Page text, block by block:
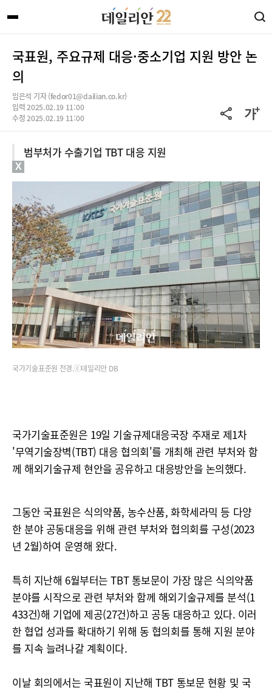
국표원, 주요규제 대응·중소기업 지원 방안 논
의
임은석 기자 (fedor01@dailian.co.kr)
입력 2025.02.19 11:00
수정 2025.02.19 11:00
범부처가 수출기업 TBT 대응 지원
국가기술표준원 전경.ⓒ데일리안 DB
국가기술표준원은 19일 기술규제대응국장 주재로 제1차
'무역기술장벽(TBT) 대응 협의회'를 개최해 관련 부처와 함
께 해외기술규제 현안을 공유하고 대응방안을 논의했다.
그동안 국표원은 식의약품, 농수산품, 화학세라믹 등 다양
한 분야 공동대응을 위해 관련 부처와 협의회를 구성(2023
년 2월)하여 운영해 왔다.
특히 지난해 6월부터는 TBT 통보문이 가장 많은 식의약품
분야를 시작으로 관련 부처와 함께 해외기술규제를 분석(1
433건)해 기업에 제공(27건)하고 공동 대응하고 있다. 이러
한 협업 성과를 확대하기 위해 동 협의회를 통해 지원 분야
를 지속 늘려나갈 계획이다.
이날 회의에서는 국표원이 지난해 TBT 통보문 현황 및 국
X